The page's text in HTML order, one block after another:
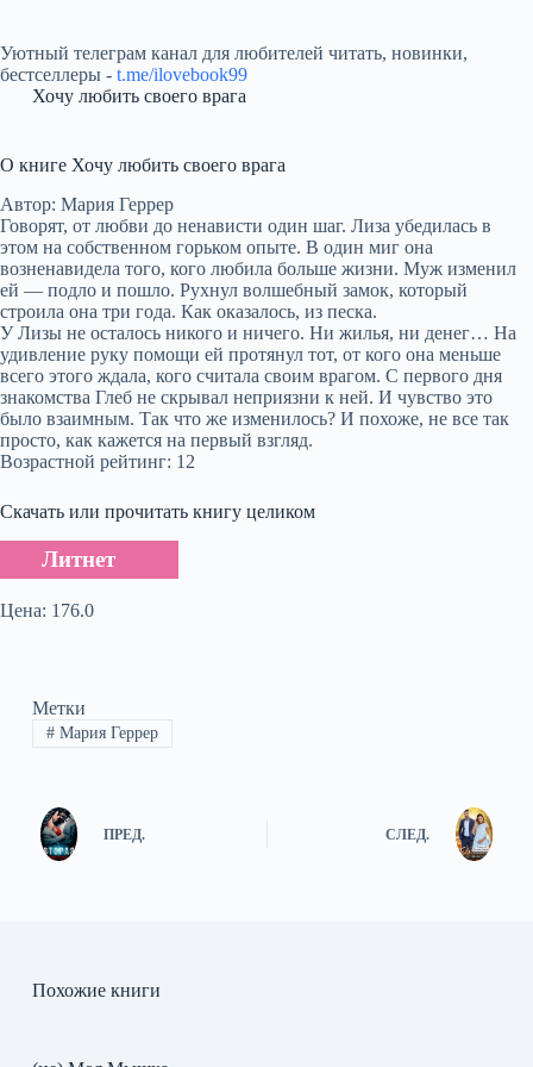
Уютный телеграм канал для любителей читать, новинки,
бестселлеры - t.me/ilovebook99
Хочу любить своего врага
О книге Хочу любить своего врага
Автор: Мария Геррер
Говорят, от любви до ненависти один шаг. Лиза убедилась в
этом на собственном горьком опыте. В один миг она
возненавидела того, кого любила больше жизни. Муж изменил
ей — подло и пошло. Рухнул волшебный замок, который
строила она три года. Как оказалось, из песка.
У Лизы не осталось никого и ничего. Ни жилья, ни денег… На
удивление руку помощи ей протянул тот, от кого она меньше
всего этого ждала, кого считала своим врагом. С первого дня
знакомства Глеб не скрывал неприязни к ней. И чувство это
было взаимным. Так что же изменилось? И похоже, не все так
просто, как кажется на первый взгляд.
Возрастной рейтинг: 12
Скачать или прочитать книгу целиком
Литнет
Цена: 176.0
Метки
#Мария Геррер
ПРЕД. СЛЕД.
Похожие книги